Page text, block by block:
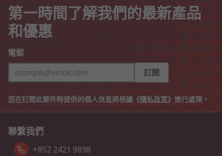
第一時間了解我們的最新產品
和優惠
電郵
訂閱
您在訂閱此郵件時提供的個人信息將根據《隱私政策》進行處理。
聯繫我們
+852 2421 9898